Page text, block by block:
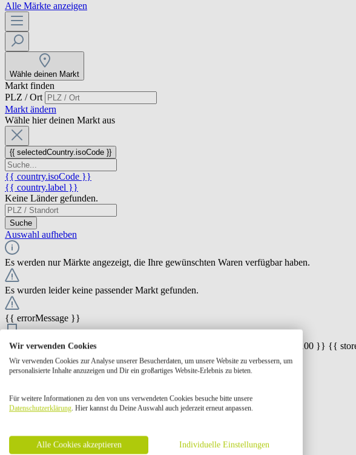
Alle Märkte anzeigen
Wähle deinen Markt
Markt finden
PLZ / Ort
Markt ändern
Wähle hier deinen Markt aus
{{ selectedCountry.isoCode }}
{{ country.isoCode }}
{{ country.label }}
Keine Länder gefunden.
Suche
Auswahl aufheben
Es werden nur Märkte angezeigt, die Ihre gewünschten Waren verfügbar haben.
Es wurden leider keine passender Markt gefunden.
{{ errorMessage }}
{{ Math.round(store.extensions.neti_store_pickup_distance.distance * 100) / 100 }} {{
{{ store.label }}
{{ store.street }} {{ store.streetNumber }}
{{ store.zipCode }} {{ store.city }}
Öffnungszeiten:
Seite {{ pagination.page }} von {{ pagination.pageCount }}
Wir verwenden Cookies
Wir verwenden Cookies zur Analyse unserer Besucherdaten, um unsere Website zu verbessern, um
personalisierte Inhalte anzuzeigen und Dir ein großartiges Website-Erlebnis zu bieten.
Für weitere Informationen zu den von uns verwendeten Cookies besuche bitte unsere
Datenschutzerklärung. Hier kannst du Deine Auswahl auch jederzeit erneut anpassen.
Alle Cookies akzeptieren Individuelle Einstellungen